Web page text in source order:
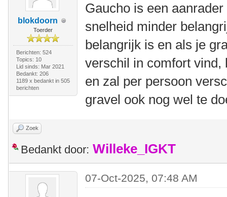
blokdoorn
Toerder
Berichten: 524
Topics: 10
Lid sinds: Mar 2021
Bedankt: 206
1189 x bedankt in 505
berichten
Gaucho is een
snelheid minder
belangrijk is en als je
verschil in comfort vind,
en zal per persoon
gravel ook nog wel te
Zoek
Bedankt door: Willeke_IGKT
07-Oct-2025, 07:48 AM